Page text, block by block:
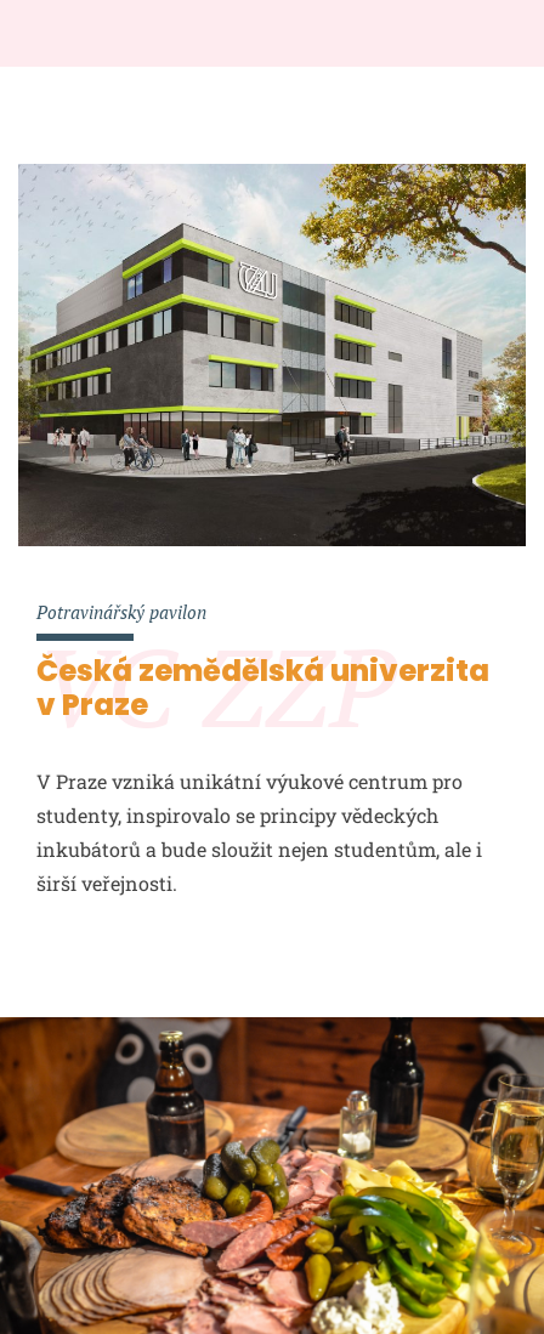
VC ZZP
Potravinářský pavilon
Česká zemědělská univerzita
v Praze
V Praze vzniká unikátní výukové centrum pro
studenty, inspirovalo se principy vědeckých
inkubátorů a bude sloužit nejen studentům, ale i
širší veřejnosti.